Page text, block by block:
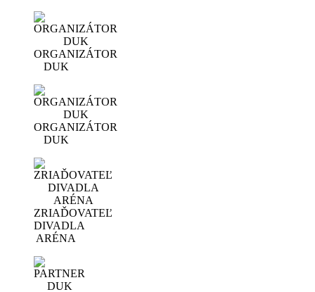
ORGANIZÁTOR
DUK
ORGANIZÁTOR
DUK
ZRIAĎOVATEĽ
DIVADLA
ARÉNA